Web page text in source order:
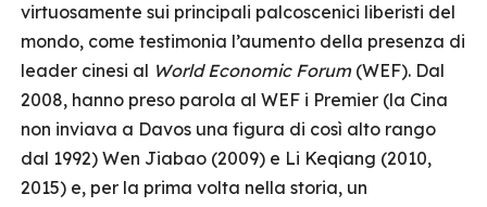
virtuosamente sui principali palcoscenici liberisti del
mondo, come testimonia l’aumento della presenza di
leader cinesi al World Economic Forum (WEF). Dal
2008, hanno preso parola al WEF i Premier (la Cina
non inviava a Davos una figura di così alto rango
dal 1992) Wen Jiabao (2009) e Li Keqiang (2010,
2015) e, per la prima volta nella storia, un